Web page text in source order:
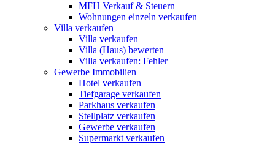
MFH Verkauf & Steuern
Wohnungen einzeln verkaufen
Villa verkaufen
Villa verkaufen
Villa (Haus) bewerten
Villa verkaufen: Fehler
Gewerbe Immobilien
Hotel verkaufen
Tiefgarage verkaufen
Parkhaus verkaufen
Stellplatz verkaufen
Gewerbe verkaufen
Supermarkt verkaufen